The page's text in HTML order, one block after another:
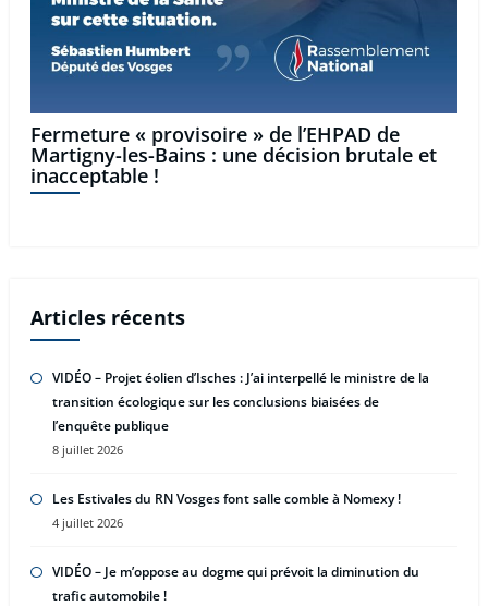
Fermeture « provisoire » de l’EHPAD de
Martigny-les-Bains : une décision brutale et
inacceptable !
Articles récents
VIDÉO – Projet éolien d’Isches : J’ai interpellé le ministre de la
transition écologique sur les conclusions biaisées de
l’enquête publique
8 juillet 2026
Les Estivales du RN Vosges font salle comble à Nomexy !
4 juillet 2026
VIDÉO – Je m’oppose au dogme qui prévoit la diminution du
trafic automobile !